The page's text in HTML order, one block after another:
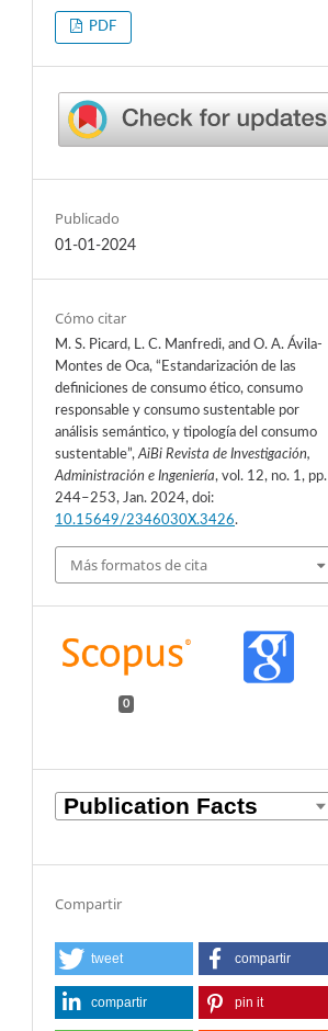
PDF
Publicado
01-01-2024
Cómo citar
M. S. Picard, L. C. Manfredi, and O. A. Ávila-
Montes de Oca, “Estandarización de las
definiciones de consumo ético, consumo
responsable y consumo sustentable por
análisis semántico, y tipología del consumo
sustentable”,AiBi Revista de Investigación,
Administración e Ingeniería, vol. 12, no. 1, pp.
244–253, Jan. 2024, doi:
10.15649/2346030X.3426.
Más formatos de cita
0
Compartir
tweet compartir
compartir pin it